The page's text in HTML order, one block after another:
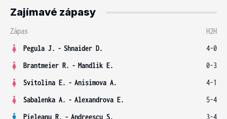
Zajímavé zápasy
Zápas
H2H
Pegula J. - Shnaider D.
4-0
Brantmeier R. - Mandlik E.
0-3
Svitolina E. - Anisimova A.
4-1
Sabalenka A. - Alexandrova E.
5-4
Pieleanu R. - Andreescu S.
3-4